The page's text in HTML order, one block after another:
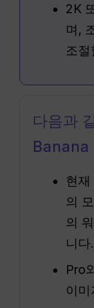
2K
며,
조
다음과
Banana
현재
의
의
니다.
Pro
이